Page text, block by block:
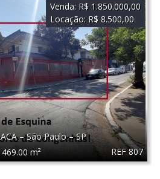
REF 807
–São Paulo–SP
469.00 m²
Venda: R$ 1.850.000,00
Locação: R$ 8.500,00